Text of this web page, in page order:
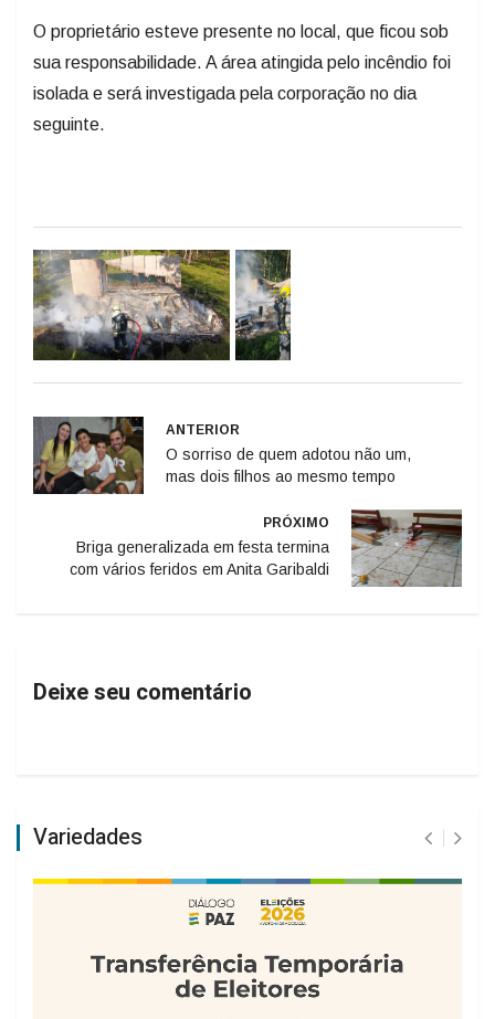
O proprietário esteve presente no local, que ficou sob
sua responsabilidade. A área atingida pelo incêndio foi
isolada e será investigada pela corporação no dia
seguinte.
ANTERIOR
O sorriso de quem adotou não um,
mas dois filhos ao mesmo tempo
PRÓXIMO
Briga generalizada em festa termina
com vários feridos em Anita Garibaldi
Deixe seu comentário
Variedades